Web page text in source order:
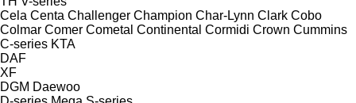
Cela Centa Challenger Champion Char-Lynn Clark Cobo
Colmar Comer Cometal Continental Cormidi Crown Cummins
C-series KTA
DAF
XF
DGM Daewoo